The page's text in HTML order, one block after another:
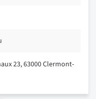
23, 63000 Clermont-